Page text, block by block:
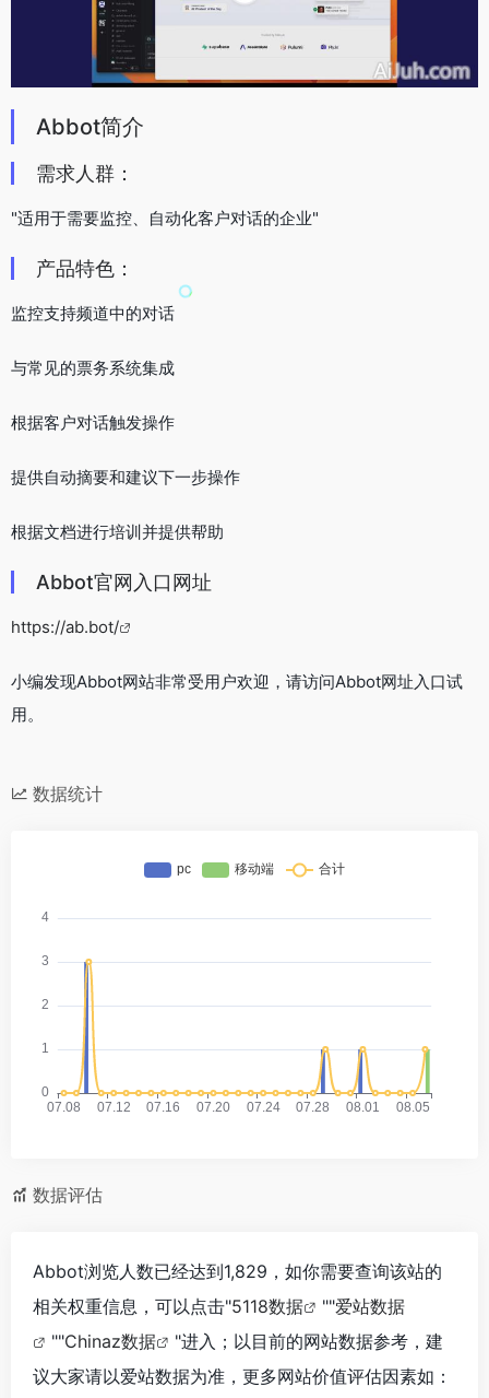
Abbot简介
需求人群：
"适用于需要监控、自动化客户对话的企业"
产品特色：
监控支持频道中的对话
与常见的票务系统集成
根据客户对话触发操作
提供自动摘要和建议下一步操作
根据文档进行培训并提供帮助
Abbot官网入口网址
https://ab.bot/
小编发现Abbot网站非常受用户欢迎，请访问Abbot网址入口试
用。
数据统计
数据评估
Abbot浏览人数已经达到1,829，如你需要查询该站的
相关权重信息，可以点击"5118数据 ""爱站数据
""Chinaz数据
"进入；以目前的网站数据参考，建
议大家请以爱站数据为准，更多网站价值评估因素如：